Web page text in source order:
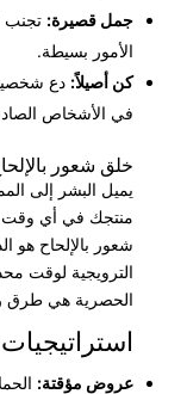
جمل قصيرة: تجنب
الأمور بسيطة.
كن أصيلاً: دع
في الأشخاص
خلق شعور
يميل البشر إلى
منتجك في أي
شعور بالإلحاح هو
الترويجية لوقت
الحصرية هي طرق
استراتيجيات
عروض مؤقتة: